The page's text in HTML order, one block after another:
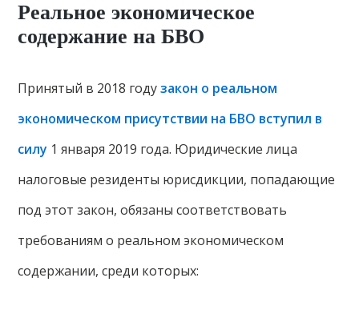
Реальное экономическое
содержание на БВО
Принятый в 2018 годузакон о реальном
экономическом присутствии на БВО вступил в
силу 1 января 2019 года. Юридические лица
налоговые резиденты юрисдикции, попадающие
под этот закон, обязаны соответствовать
требованиям о реальном экономическом
содержании, среди которых: